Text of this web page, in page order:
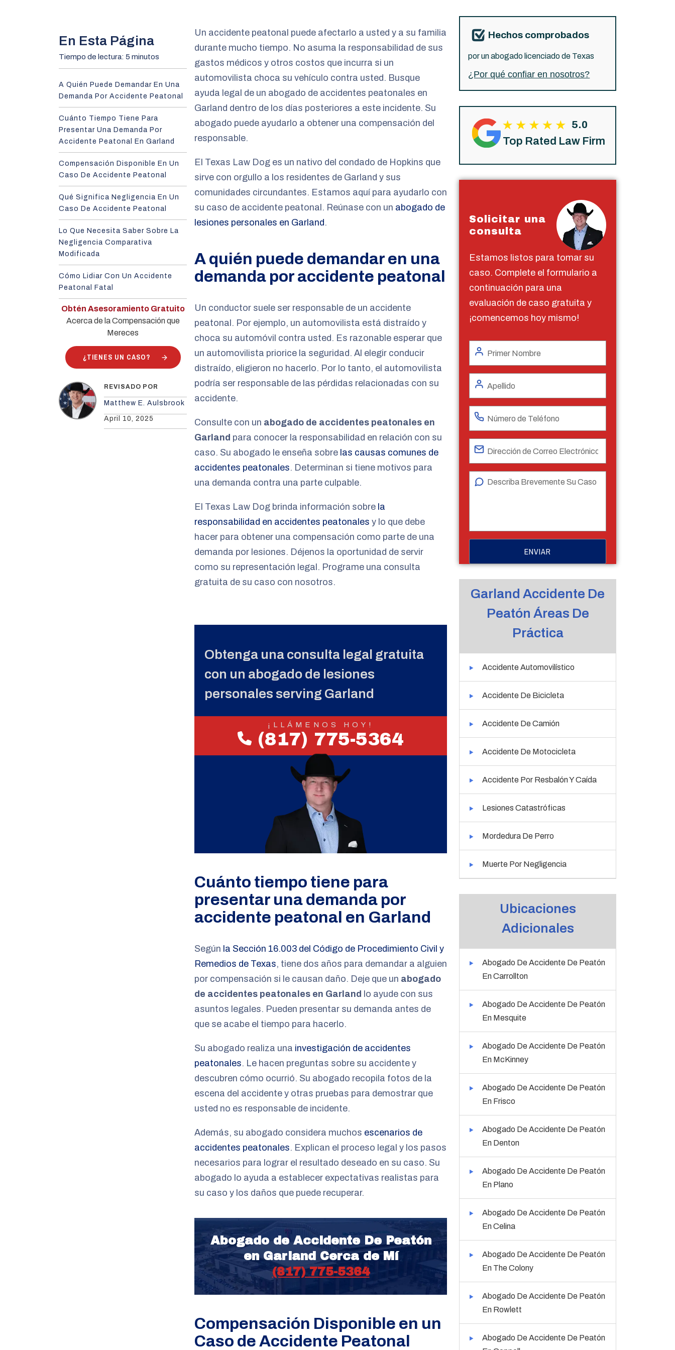
En Esta Página
Tiempo de lectura: 5 minutos
A Quién Puede Demandar En Una
Demanda Por Accidente Peatonal
Cuánto Tiempo Tiene Para
Presentar Una Demanda Por
Accidente Peatonal En Garland
Compensación Disponible En Un
Caso De Accidente Peatonal
Qué Significa Negligencia En Un
Caso De Accidente Peatonal
Lo Que Necesita Saber Sobre La
Negligencia Comparativa
Modificada
Cómo Lidiar Con Un Accidente
Peatonal Fatal
Obtén Asesoramiento Gratuito
Acerca de la Compensación que
Mereces
¿TIENES UN CASO?
REVISADO POR
Matthew E. Aulsbrook
April 10, 2025
Un accidente peatonal puede afectarlo a usted y a su familia
durante mucho tiempo. No asuma la responsabilidad de sus
gastos médicos y otros costos que incurra si un
automovilista choca su vehículo contra usted. Busque
ayuda legal de un abogado de accidentes peatonales en
Garland dentro de los días posteriores a este incidente. Su
abogado puede ayudarlo a obtener una compensación del
responsable.
El Texas Law Dog es un nativo del condado de Hopkins que
sirve con orgullo a los residentes de Garland y sus
comunidades circundantes. Estamos aquí para ayudarlo con
su caso de accidente peatonal. Reúnase con un abogado de
lesiones personales en Garland .
A quién puede demandar en una
demanda por accidente peatonal
Un conductor suele ser responsable de un accidente
peatonal. Por ejemplo, un automovilista está distraído y
choca su automóvil contra usted. Es razonable esperar que
un automovilista priorice la seguridad. Al elegir conducir
distraído, eligieron no hacerlo. Por lo tanto, el automovilista
podría ser responsable de las pérdidas relacionadas con su
accidente.
Consulte con un abogado de accidentes peatonales en
Garland para conocer la responsabilidad en relación con su
caso. Su abogado le enseña sobre las causas comunes de
accidentes peatonales. Determinan si tiene motivos para
una demanda contra una parte culpable.
El Texas Law Dog brinda información sobre la
responsabilidad en accidentes peatonales y lo que debe
hacer para obtener una compensación como parte de una
demanda por lesiones. Déjenos la oportunidad de servir
como su representación legal. Programe una consulta
gratuita de su caso con nosotros.
Obtenga una consulta legal gratuita
con un abogado de lesiones
personales serving Garland
¡LLÁMENOS HOY!
(817) 775-5364
Cuánto tiempo tiene para
presentar una demanda por
accidente peatonal en Garland
Según la Sección 16.003 del Código de Procedimiento Civil y
Remedios de Texas, tiene dos años para demandar a alguien
por compensación si le causan daño. Deje que un abogado
de accidentes peatonales en Garland lo ayude con sus
asuntos legales. Pueden presentar su demanda antes de
que se acabe el tiempo para hacerlo.
Su abogado realiza una investigación de accidentes
peatonales. Le hacen preguntas sobre su accidente y
descubren cómo ocurrió. Su abogado recopila fotos de la
escena del accidente y otras pruebas para demostrar que
usted no es responsable de incidente.
Además, su abogado considera muchos escenarios de
accidentes peatonales. Explican el proceso legal y los pasos
necesarios para lograr el resultado deseado en su caso. Su
abogado lo ayuda a establecer expectativas realistas para
su caso y los daños que puede recuperar.
Abogado de Accidente De Peatón
en Garland Cerca de Mí
(817) 775-5364
Compensación Disponible en un
Caso de Accidente Peatonal
Hechos comprobados
por un abogado licenciado de Texas
¿Por qué confiar en nosotros?
5.0
Top Rated Law Firm
Solicitar una
consulta
Estamos listos para tomar su
caso. Complete el formulario a
continuación para una
evaluación de caso gratuita y
¡comencemos hoy mismo!
Garland Accidente De
Peatón Áreas De
Práctica
Accidente Automovilístico
Accidente De Bicicleta
Accidente De Camión
Accidente De Motocicleta
Accidente Por Resbalón Y Caída
Lesiones Catastróficas
Mordedura De Perro
Muerte Por Negligencia
Ubicaciones
Adicionales
Abogado De Accidente De Peatón
En Carrollton
Abogado De Accidente De Peatón
En Mesquite
Abogado De Accidente De Peatón
En McKinney
Abogado De Accidente De Peatón
En Frisco
Abogado De Accidente De Peatón
En Denton
Abogado De Accidente De Peatón
En Plano
Abogado De Accidente De Peatón
En Celina
Abogado De Accidente De Peatón
En The Colony
Abogado De Accidente De Peatón
En Rowlett
Abogado De Accidente De Peatón